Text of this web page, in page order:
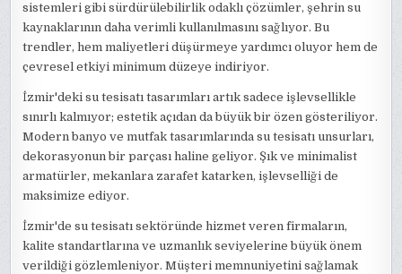
sistemleri gibi sürdürülebilirlik odaklı çözümler, şehrin su
kaynaklarının daha verimli kullanılmasını sağlıyor. Bu
trendler, hem maliyetleri düşürmeye yardımcı oluyor hem de
çevresel etkiyi minimum düzeye indiriyor.
İzmir'deki su tesisatı tasarımları artık sadece işlevsellikle
sınırlı kalmıyor; estetik açıdan da büyük bir özen gösteriliyor.
Modern banyo ve mutfak tasarımlarında su tesisatı unsurları,
dekorasyonun bir parçası haline geliyor. Şık ve minimalist
armatürler, mekanlara zarafet katarken, işlevselliği de
maksimize ediyor.
İzmir'de su tesisatı sektöründe hizmet veren firmaların,
kalite standartlarına ve uzmanlık seviyelerine büyük önem
verildiği gözlemleniyor. Müşteri memnuniyetini sağlamak